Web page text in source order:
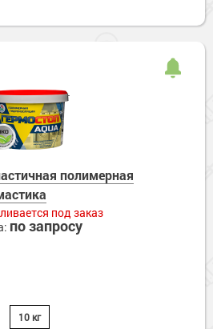
полимерная
под заказ
по запросу
10 кг